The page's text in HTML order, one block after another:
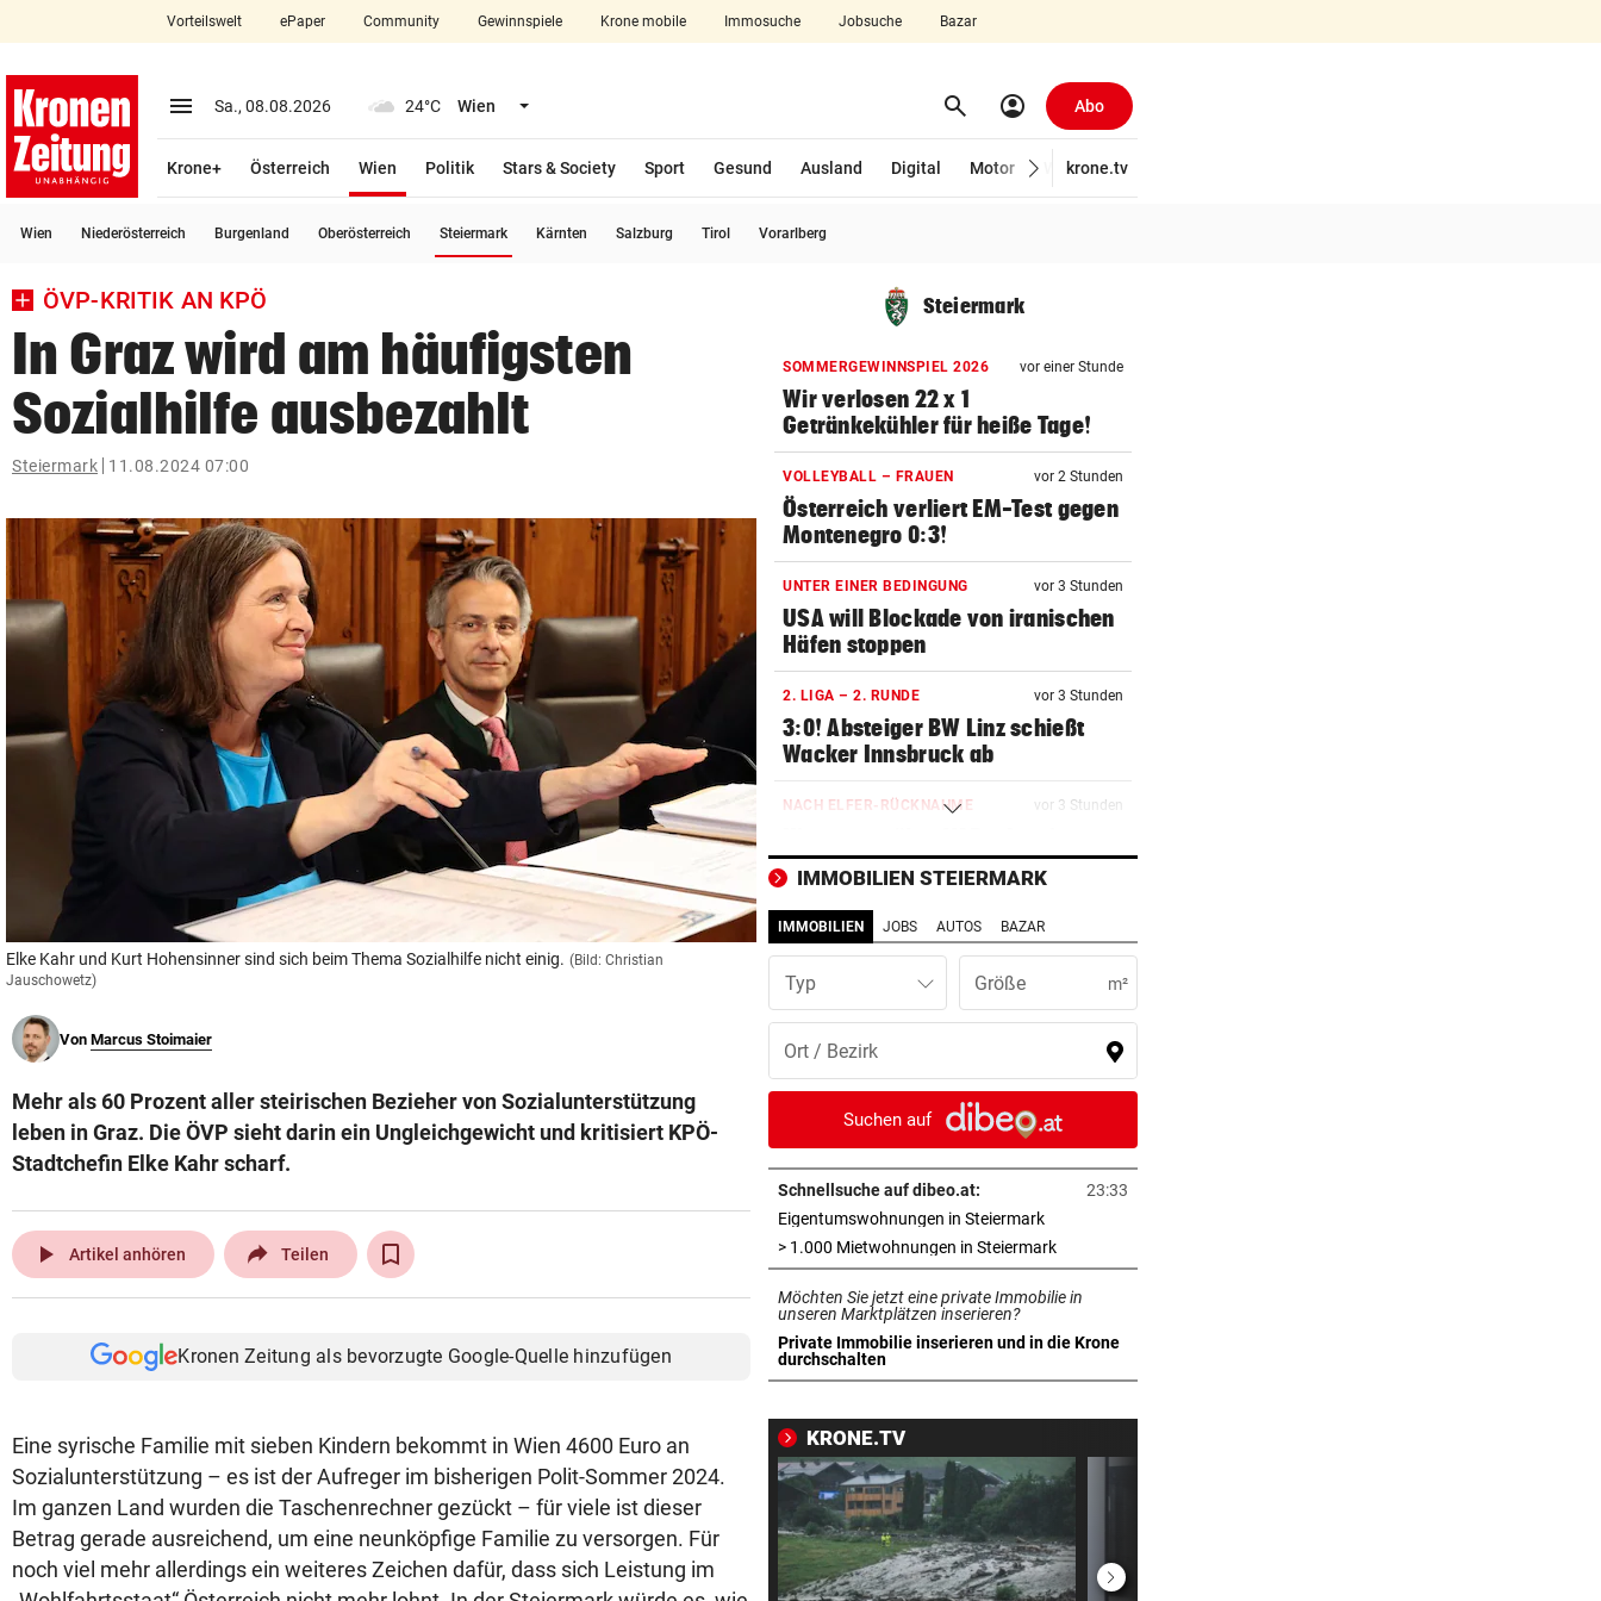
closeSchließen
account_circle Anmelden
arrow_right
Bundesland auswählen
search
Suchbegriff
eingeben
© Krone Multimedia GmbH & Co KG 2026
Muthgasse 2, 1190 Wien
Vorteilswelt ePaper Community Gewinnspiele Krone mobile Immosuche Jobsuche Bazar
menu Menü aufklappen
Sa., 08.08.2026 24°C Wien Menü aufklappen search Suchen
account_circle Abo
Krone+ Österreich Wien
Politik
Stars & Society Sport Gesund Ausland Digital Motor Wirtschaft
krone.tv
Wien Niederösterreich Burgenland Oberösterreich Steiermark Kärnten Salzburg Tirol Vorarlberg
ÖVP-KRITIK AN KPÖ
In Graz wird am häufigsten
Sozialhilfe ausbezahlt
Steiermark 11.08.2024 07:00
Elke Kahr und Kurt Hohensinner sind sich beim Thema Sozialhilfe nicht einig. (Bild: Christian
Jauschowetz)
Von Marcus Stoimaier
Mehr als 60 Prozent aller steirischen Bezieher von Sozialunterstützung
leben in Graz. Die ÖVP sieht darin ein Ungleichgewicht und kritisiert KPÖ-
Stadtchefin Elke Kahr scharf.
play_arrow Artikel anhören Teilen
Kronen Zeitung als bevorzugte Google-Quelle hinzufügen
Eine syrische Familie mit sieben Kindern bekommt in Wien 4600 Euro an
Sozialunterstützung – es ist der Aufreger im bisherigen Polit-Sommer 2024.
Im ganzen Land wurden die Taschenrechner gezückt – für viele ist dieser
Betrag gerade ausreichend, um eine neunköpfige Familie zu versorgen. Für
noch viel mehr allerdings ein weiteres Zeichen dafür, dass sich Leistung im
Steiermark
SOMMERGEWINNSPIEL 2026 vor einer Stunde
Wir verlosen 22 x 1
Getränkekühler für heiße Tage!
VOLLEYBALL – FRAUEN vor 2 Stunden
Österreich verliert EM-Test gegen
Montenegro 0:3!
UNTER EINER BEDINGUNG vor 3 Stunden
USA will Blockade von iranischen
Häfen stoppen
2. LIGA – 2. RUNDE vor 3 Stunden
3:0! Absteiger BW Linz schießt
Wacker Innsbruck ab
NACH ELFER-RÜCKNAHME vor 3 Stunden
absoluter Skandal!“
WEGEN CEUTA-KRISE
Spanien kontert: Jetzt
Grenzkontrollen für Italien
SONNTAG NOCH IM KASTEN vor 4 Stunden
Klubs aus Holland und Italien
locken WAC-Goalie
vor 4 Stunden
Brasilien-Legende schockt Fans
mit Mallet-Finger
KIND UND PARTNER TOT vor 4 Stunden
Traktor-Unglück: Mutter (36)
meldet sich zu Wort
STRATEGIE FEHLT vor 4 Stunden
Schutz vor Drohnen? Österreich
LÄNDLE-KICKER SIEGEN vor 4 Stunden
3:1 nach 0:1! Altach dreht Derby
gegen WSG Tirol
KRITIK AUS POLITIK vor 5 Stunden
IMMOBILIEN STEIERMARK
IMMOBILIEN JOBS AUTOS BAZAR
Typ m²
Suchen auf
Schnellsuche auf dibeo.at:
23:33
Eigentumswohnungen in Steiermarkin neuem Tab öffnen
> 1.000 Mietwohnungen in Steiermarkin neuem Tab öffnen
Möchten Sie jetzt eine private Immobilie in
unseren Marktplätzen inserieren?
Private Immobilie inserieren und in die Krone
durchschalten
in neuem Tab öffnen
KRONE.TV